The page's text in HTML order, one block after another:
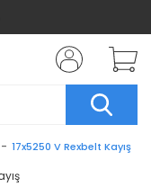
17x5250 V Rexbelt Kayış